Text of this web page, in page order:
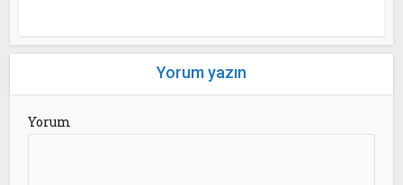
Yorum yazın
Yorum